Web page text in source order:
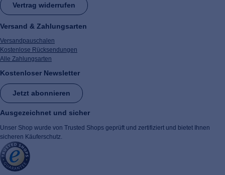
Vertrag widerrufen
Versand & Zahlungsarten
Versandpauschalen
Kostenlose Rücksendungen
Alle Zahlungsarten
Kostenloser Newsletter
Jetzt abonnieren
Ausgezeichnet und sicher
Unser Shop wurde von Trusted Shops geprüft und zertifiziert und bietet Ihnen
sicheren Käuferschutz.